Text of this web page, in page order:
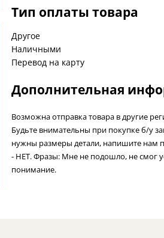
Тип оплаты товара
Другое
Наличными
Перевод на карту
Дополнительная
Возможна отправка товара в другие
Будьте внимательны при покупке б/у
нужны размеры детали, напишите нам
- НЕТ. Фразы: Мне не подошло, не смог
понимание.